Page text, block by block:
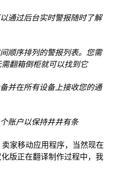
通过后台实时警报随时了解
顺序排列的警报列表。您需
翻箱倒柜就可以找到它
并在所有设备上接收您的通
账户以保持井井有条
家移动应用程序，当然现在
版正在翻译制作过程中，我